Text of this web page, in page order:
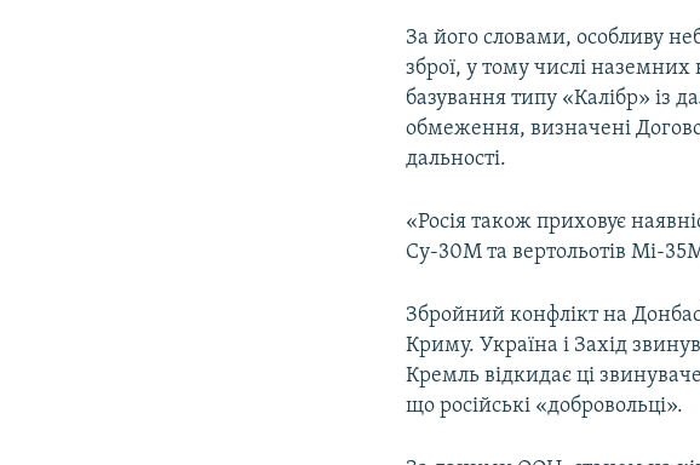
За його словами, особливу
зброї, у тому числі наземних
базування типу «Калібр»
обмеження, визначені
дальності.
«Росія також приховує
Су-30М та вертольотів Мі-
Збройний конфлікт на
Криму. Україна і Захід
Кремль відкидає ці
що російські «добровольці».